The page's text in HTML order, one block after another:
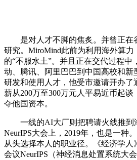
是对人才不脚的焦炙。并曾正在
研究。MiroMind此前为利用海外算力
的“不服水土”。并且正在交代过程中
动、腾讯、阿里巴巴到中国高校和新
研发和使用人才，他受市邀请开办了
薪从200万至300万元人平易近币起
夺他国资本。
一线的AI大厂则把聘请火线推到
NeurIPS大会上，2019年，也是一种
从头选择本人的职业径。《经济学
会议NeurIPS（神经消息处置系统大